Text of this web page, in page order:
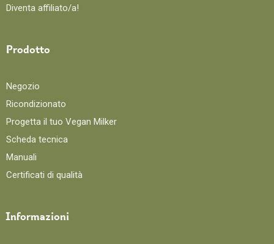
Diventa affiliato/a!
Prodotto
Negozio
Ricondizionato
Progetta il tuo Vegan Milker
Scheda tecnica
Manuali
Certificati di qualità
Informazioni